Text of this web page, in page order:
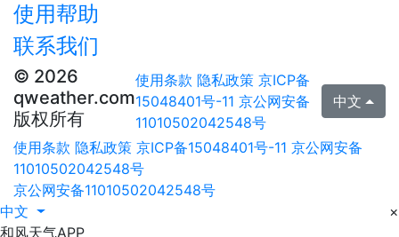
使用帮助
联系我们
© 2026
qweather.com
版权所有
使用条款 隐私政策 京ICP备
15048401号-11 京公网安备
11010502042548号
中文
使用条款 隐私政策 京ICP备15048401号-11 京公网安备
11010502042548号
京公网安备11010502042548号
中文
×
和风天气APP